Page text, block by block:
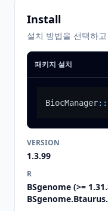
Install
설치 방법을 선택하
패키지 설치
BiocManager::
VERSION
1.3.99
R
BSgenome (>=